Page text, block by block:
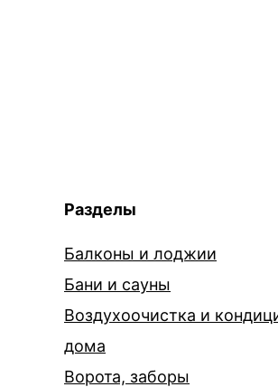
Разделы
Балконы и лоджии
Бани и сауны
Воздухоочистка и
дома
Ворота, заборы